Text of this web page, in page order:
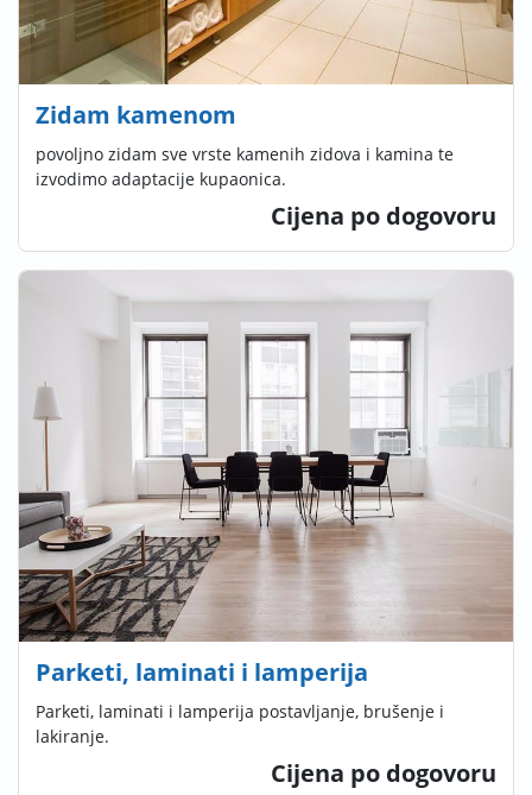
Zidam kamenom
povoljno zidam sve vrste kamenih zidova i kamina te
izvodimo adaptacije kupaonica.
Cijena po dogovoru
Parketi, laminati i lamperija
Parketi, laminati i lamperija postavljanje, brušenje i
lakiranje.
Cijena po dogovoru